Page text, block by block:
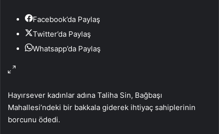
Facebook’da Paylaş
Twitter’da Paylaş
Whatsapp’da Paylaş
Hayırsever kadınlar adına Taliha Sin, Bağbaşı
Mahallesi’ndeki bir bakkala giderek ihtiyaç sahiplerinin
borcunu ödedi.